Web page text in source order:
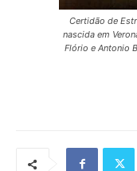
Certidão de
nascida em
Flório e Antonio